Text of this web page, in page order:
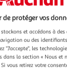
de protéger vos
et accédons à des
ou des
"J'accepte", les
dans la section « Nous et
vous retirez votre